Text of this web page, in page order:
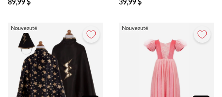
89,99 $ 39,99 $
Nouveauté Nouveauté